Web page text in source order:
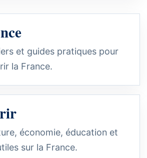
et guides pratiques pour
la France.
économie, éducation et
sur la France.